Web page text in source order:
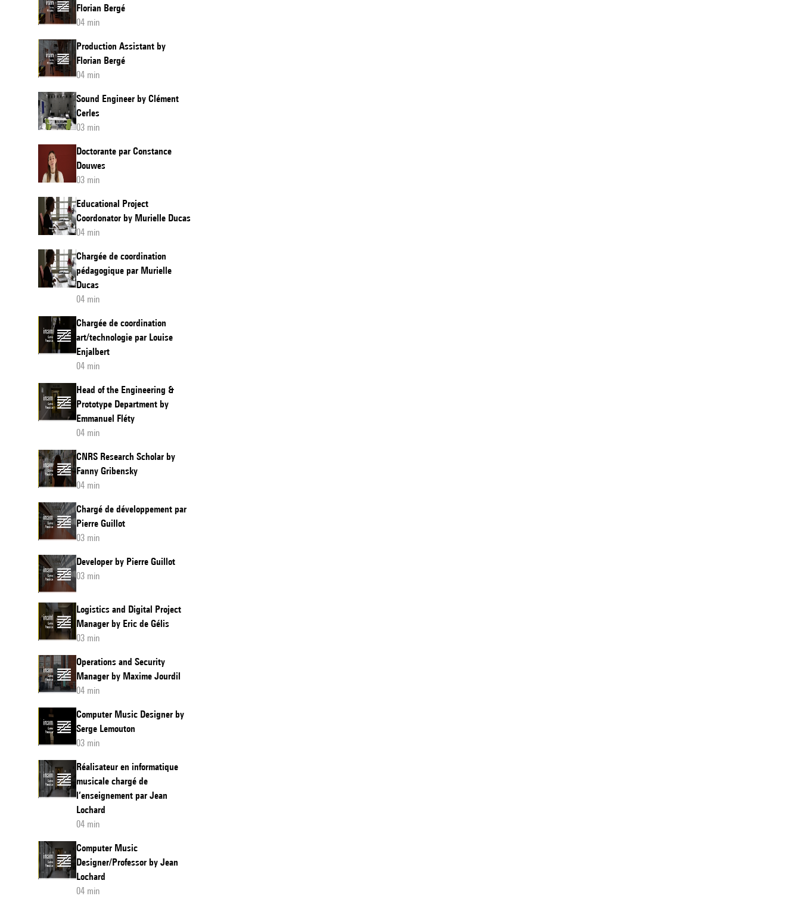
Florian Bergé
04 min
Production Assistant by
Florian Bergé
04 min
Sound Engineer by Clément
Cerles
03 min
Doctorante par Constance
Douwes
03 min
Educational Project
Coordonator by Murielle Ducas
04 min
Chargée de coordination
pédagogique par Murielle
Ducas
04 min
Chargée de coordination
art/technologie par Louise
Enjalbert
04 min
Head of the Engineering &
Prototype Department by
Emmanuel Fléty
04 min
CNRS Research Scholar by
Fanny Gribensky
04 min
Chargé de développement par
Pierre Guillot
03 min
Developer by Pierre Guillot
03 min
Logistics and Digital Project
Manager by Eric de Gélis
03 min
Operations and Security
Manager by Maxime Jourdil
04 min
Computer Music Designer by
Serge Lemouton
03 min
Réalisateur en informatique
musicale chargé de
l’enseignement par Jean
Lochard
04 min
Computer Music
Designer/Professor by Jean
Lochard
04 min